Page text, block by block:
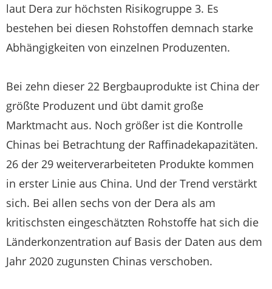
laut Dera zur höchsten Risikogruppe 3. Es
bestehen bei diesen Rohstoffen demnach starke
Abhängigkeiten von einzelnen Produzenten.
Bei zehn dieser 22 Bergbauprodukte ist China der
größte Produzent und übt damit große
Marktmacht aus. Noch größer ist die Kontrolle
Chinas bei Betrachtung der Raffinadekapazitäten.
26 der 29 weiterverarbeiteten Produkte kommen
in erster Linie aus China. Und der Trend verstärkt
sich. Bei allen sechs von der Dera als am
kritischsten eingeschätzten Rohstoffe hat sich die
Länderkonzentration auf Basis der Daten aus dem
Jahr 2020 zugunsten Chinas verschoben.